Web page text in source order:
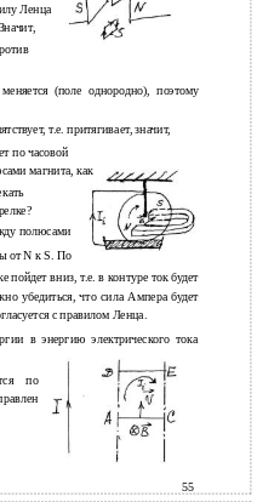
Ленца
(поле однородно), поэтому
т.е. притягивает, значит,
по часовой
магнита, как
полюсами
от N к S. По
вниз, т.е. в контуре ток будет
убедиться, что сила Ампера будет
с правилом Ленца.
в энергию электрического тока
по
55